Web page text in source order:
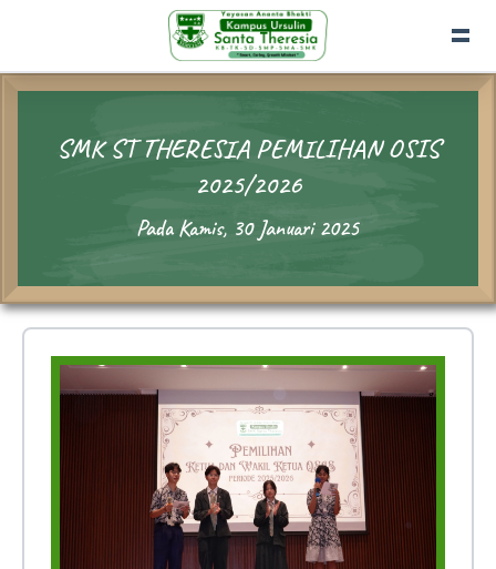
SMK ST THERESIA PEMILIHAN OSIS
2025/2026
Pada Kamis, 30 Januari 2025